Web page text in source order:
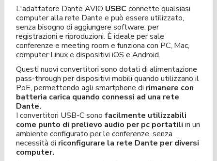
L'adattatore Dante AVIO USBC connette qualsiasi
computer alla rete Dante e può essere utilizzato,
senza bisogno di aggiungere software, per
registrazioni e riproduzioni. È ideale per sale
conferenze e meeting room e funziona con PC, Mac,
computer Linux e dispositivi iOS e Android.
Questi nuovi convertitori sono dotati di alimentazione
pass-through per dispositivi mobili quando utilizzano il
PoE, permettendo agli smartphone di rimanere con
batteria carica quando connessi ad una rete
Dante.
I convertitori USB-C sono facilmente utilizzabili
come punto di prelievo audio per pc portatili in un
ambiente configurato per le conferenze, senza
necessità di riconfigurare la rete Dante per diversi
computer.